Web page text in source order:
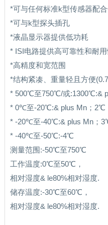
*可与任何标准k型传感器配
*可与k型探头插孔
*液晶显示器提供低功耗
* ISI电路提供高可靠性和耐用
*高精度和宽范围
*结构紧凑、重量轻且方便
* 500℃至750℃/或:1300℃:&
* 0℃至-20℃:& plus Mn；2℃
* -20℃至-40℃:& plus Mn；
* -40℃至-50℃:-4℃
测量范围:-50℃至750℃
工作温度:0℃至50℃，
相对湿度& le80%相对湿度.
储存温度:-30℃至60℃，
相对湿度& le80%相对湿度.